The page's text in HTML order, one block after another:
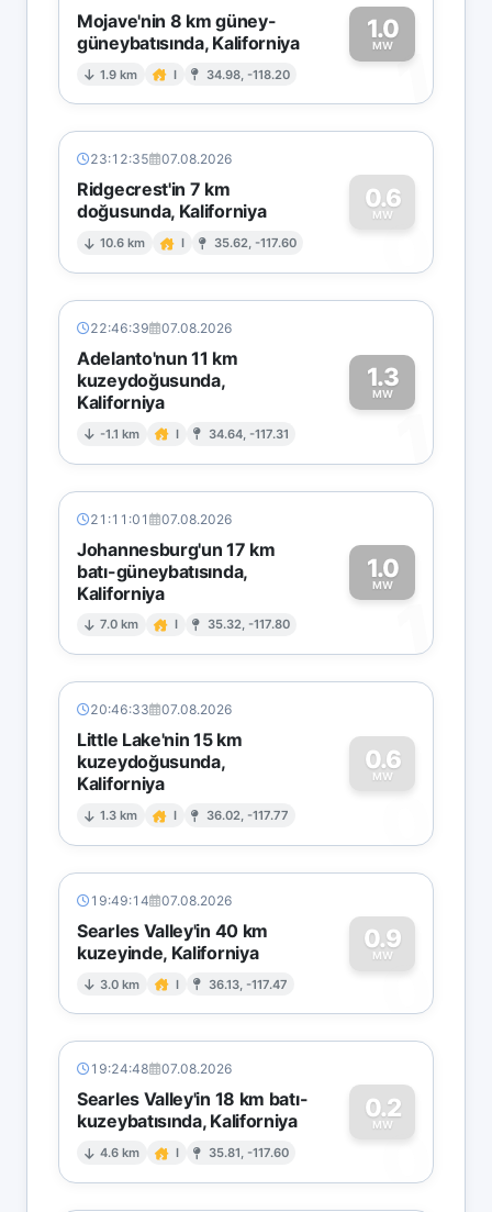
Mojave'nin 8 km güney-
güneybatısında, Kaliforniya
1.9 km I 34.98, -118.20
1.0
MW1
23:12:35 07.08.2026
Ridgecrest'in 7 km
doğusunda, Kaliforniya
10.6 km I 35.62, -117.60
0.6
MW
0
22:46:39 07.08.2026
Adelanto'nun 11 km
kuzeydoğusunda,
Kaliforniya
-1.1 km I 34.64, -117.31
1.3
MW
1
21:11:01 07.08.2026
Johannesburg'un 17 km
batı-güneybatısında,
Kaliforniya
7.0 km I 35.32, -117.80
1.0
MW
1
20:46:33 07.08.2026
Little Lake'nin 15 km
kuzeydoğusunda,
Kaliforniya
1.3 km I 36.02, -117.77
0.6
MW
0
19:49:14 07.08.2026
Searles Valley'in 40 km
kuzeyinde, Kaliforniya
3.0 km I 36.13, -117.47
0.9
MW
0
19:24:48 07.08.2026
Searles Valley'in 18 km batı-
kuzeybatısında, Kaliforniya
4.6 km I 35.81, -117.60
0.2
MW
0